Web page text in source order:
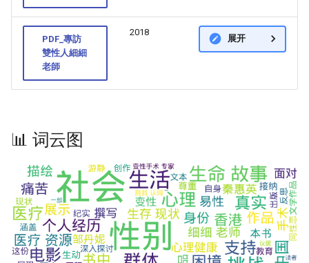
PDF_專訪
雙性人細細
老師
2018
展开
📊 词云图